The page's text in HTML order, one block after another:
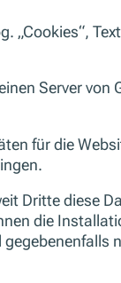
„Cookies“,
Server von
für die
Dritte diese
die
gegebenenfalls